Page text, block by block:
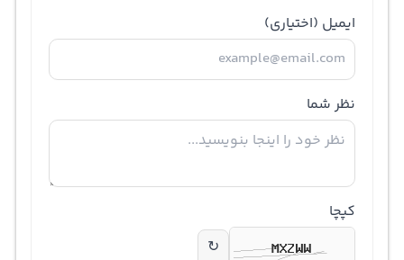
ایمیل (اختیاری)
نظر شما
کپچا
↻